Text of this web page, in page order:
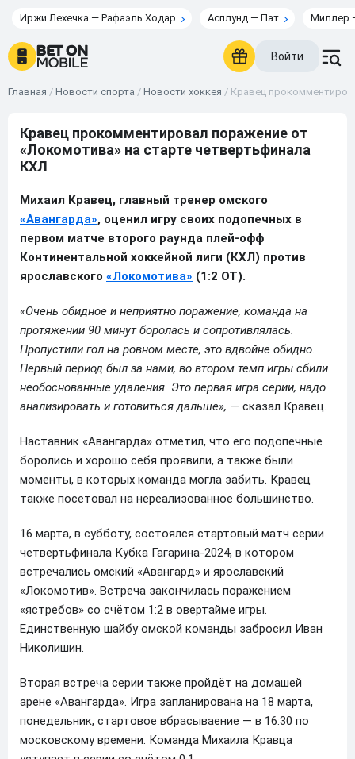
Иржи Лехечка — Рафаэль Ходар Асплунд — Пат Миллер
Войти
Главная / Новости спорта / Новости хоккея / Кравец
Кравец прокомментировал поражение от
«Локомотива» на старте четвертьфинала
КХЛ
Михаил Кравец, главный тренер омского
«Авангарда», оценил игру своих подопечных в
первом матче второго раунда плей-офф
Континентальной хоккейной лиги (КХЛ) против
ярославского «Локомотива» (1:2 ОТ).
«Очень обидное и неприятно поражение, команда на
протяжении 90 минут боролась и сопротивлялась.
Пропустили гол на ровном месте, это вдвойне обидно.
Первый период был за нами, во втором темп игры сбили
необоснованные удаления. Это первая игра серии, надо
анализировать и готовиться дальше», — сказал Кравец.
Наставник «Авангарда» отметил, что его подопечные
боролись и хорошо себя проявили, а также были
моменты, в которых команда могла забить. Кравец
также посетовал на нереализованное большинство.
16 марта, в субботу, состоялся стартовый матч серии
четвертьфинала Кубка Гагарина-2024, в котором
встречались омский «Авангард» и ярославский
«Локомотив». Встреча закончилась поражением
«ястребов» со счётом 1:2 в овертайме игры.
Единственную шайбу омской команды забросил Иван
Николишин.
Вторая встреча серии также пройдёт на домашей
арене «Авангарда». Игра запланирована на 18 марта,
понедельник, стартовое вбрасываение — в 16:30 по
московскому времени. Команда Михаила Кравца